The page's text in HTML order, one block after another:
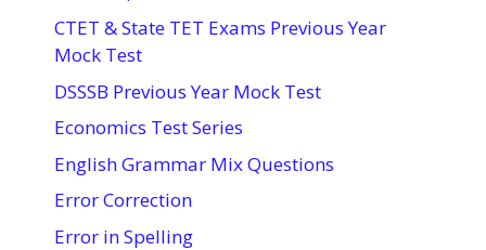
CTET & State TET Exams Previous Year
Mock Test
DSSSB Previous Year Mock Test
Economics Test Series
English Grammar Mix Questions
Error Correction
Error in Spelling